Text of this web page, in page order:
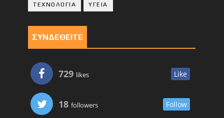
ΤΕΧΝΟΛΟΓΙΑ ΥΓΕΙΑ
ΣΥΝΔΕΘΕΙΤΕ
729 likes Like
18 followers Follow